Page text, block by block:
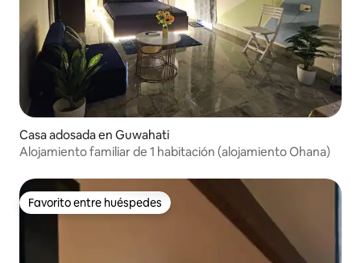
Casa adosada en Guwahati
Alojamiento familiar de 1 habitación (alojamiento Ohana)
Favorito entre huéspedes
Favorito entre huéspedes